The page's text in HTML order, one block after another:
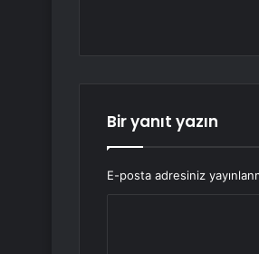
Bir yanıt yazın
E-posta adresiniz